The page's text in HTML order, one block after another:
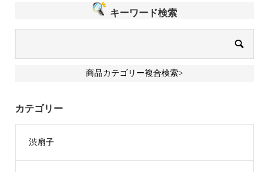
キーワード検索
商品カテゴリー複合検索>
カテゴリー
渋扇子